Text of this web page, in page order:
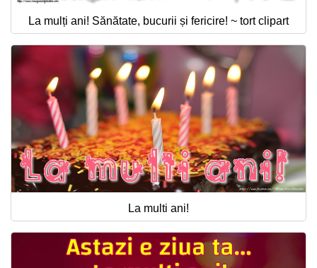
La mulți ani! Sănătate, bucurii și fericire! ~ tort clipart
La multi ani!